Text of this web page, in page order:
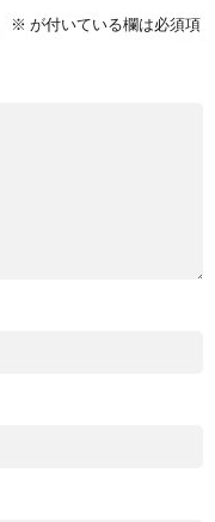
※ が付いている欄は必須項